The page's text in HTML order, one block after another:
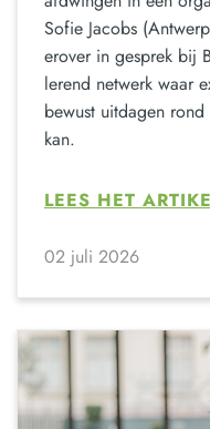
Sofie Jacobs
erover in gesprek bij
lerend netwerk waar
bewust uitdagen
kan.
LEES HET
02 juli 2026